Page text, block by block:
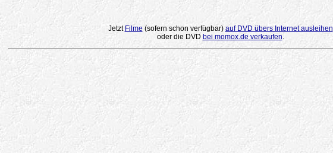
Jetzt Filme(sofern schon verfügbar) auf DVD übers Internet ausleihen
oder die DVD bei momox.de verkaufen.